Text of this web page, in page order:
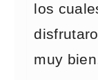
los
muy